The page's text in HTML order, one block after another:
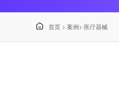
 首页 > 案例> 医疗器械